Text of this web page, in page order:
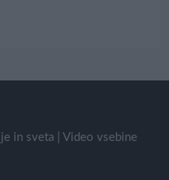
in sveta | Video vsebine